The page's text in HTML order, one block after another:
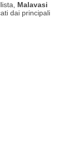
Malavasi
dai principali